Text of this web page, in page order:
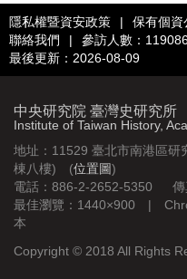
隱私權暨資安政策 | 保有個資
聯絡我們
| 參訪人數：
最後更新：2026-08-09
中央研究院 臺灣史研究所
Institute of Taiwan History,
地址：11529 臺北市南港區研
棟八樓) (位置圖)
電話：886-2-2652-5350 傳
最佳瀏覽：1440×900 |
本
Copyright © 2018 All Rights